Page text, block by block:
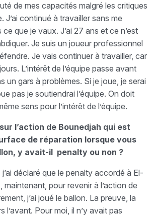
de mes capacités malgré les critiques
J’ai continué à travailler sans me
que je vaux. J’ai 27 ans et ce n’est
Je suis un joueur professionnel
Je vais continuer à travailler, car
L’intérêt de l’équipe passe avant
un gars à problèmes. Si je joue, je serai
pas je soutiendrai l’équipe. On doit
sens pour l’intérêt de l’équipe.
l’action de Bounedjah qui est
de réparation lorsque vous
y avait-il penalty ou non ?
déclaré que le penalty accordé à El-
maintenant, pour revenir à l’action de
j’ai joué le ballon. La preuve, la
l’avant. Pour moi, il n’y avait pas